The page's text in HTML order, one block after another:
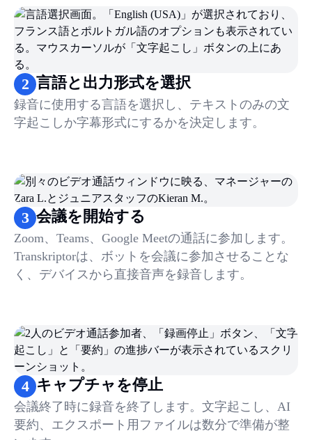
2 言語と出力形式を選択
録音に使用する言語を選択し、テキストのみの文
字起こしか字幕形式にするかを決定します。
3 会議を開始する
Zoom、Teams、Google Meetの通話に参加します。
Transkriptorは、ボットを会議に参加させることな
く、デバイスから直接音声を録音します。
4 キャプチャを停止
会議終了時に録音を終了します。文字起こし、AI
要約、エクスポート用ファイルは数分で準備が整